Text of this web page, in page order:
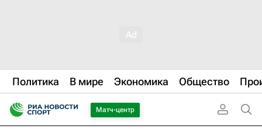
Политика В мире Экономика Общество
Матч-центр